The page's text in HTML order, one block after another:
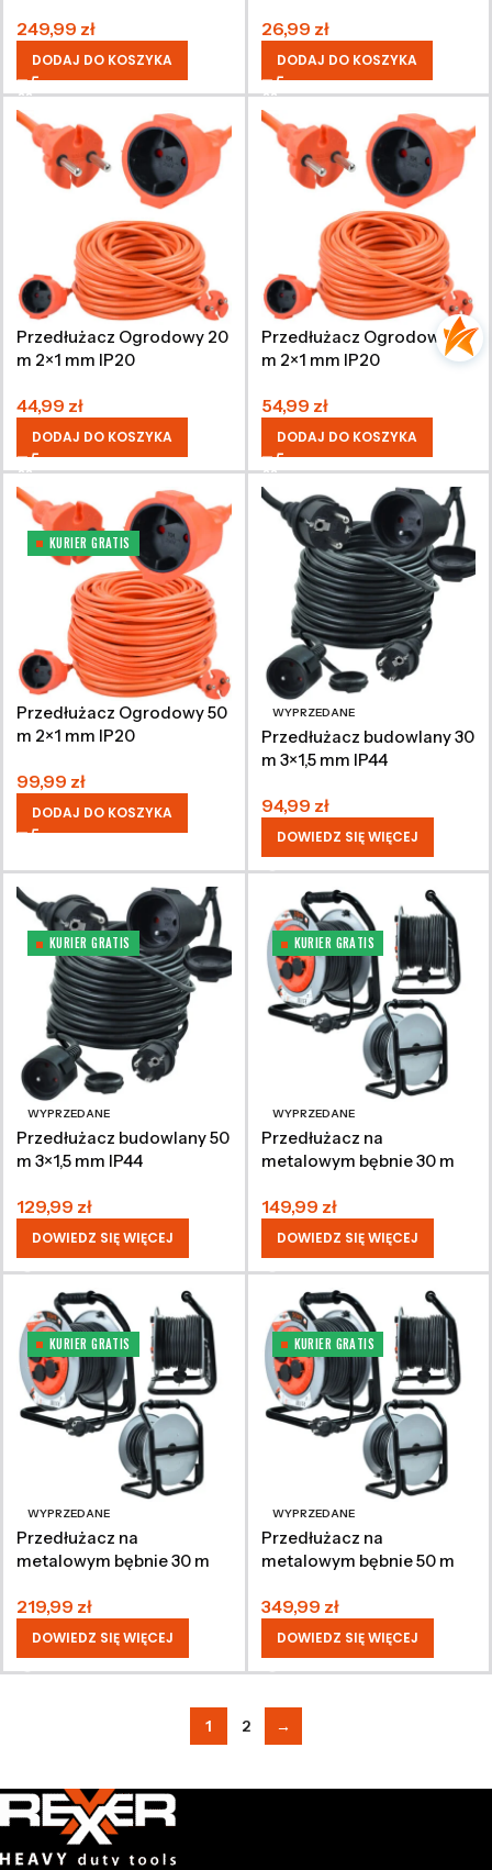
249,99 zł
DODAJ DO KOSZYKA
26,99 zł
DODAJ DO KOSZYKA
Przedłużacz Ogrodowy 20
m 2×1 mm IP20
44,99 zł
DODAJ DO KOSZYKA
Przedłużacz Ogrodowy 30
m 2×1 mm IP20
54,99 zł
DODAJ DO KOSZYKA
KURIER GRATIS
Przedłużacz Ogrodowy 50
m 2×1 mm IP20
99,99 zł
DODAJ DO KOSZYKA
WYPRZEDANE
Przedłużacz budowlany 30
m 3×1,5 mm IP44
94,99 zł
DOWIEDZ SIĘ WIĘCEJ
KURIER GRATIS
WYPRZEDANE
Przedłużacz budowlany 50
m 3×1,5 mm IP44
129,99 zł
DOWIEDZ SIĘ WIĘCEJ
KURIER GRATIS
WYPRZEDANE
Przedłużacz na
metalowym bębnie 30 m
149,99 zł
DOWIEDZ SIĘ WIĘCEJ
KURIER GRATIS
WYPRZEDANE
Przedłużacz na
metalowym bębnie 30 m
219,99 zł
DOWIEDZ SIĘ WIĘCEJ
KURIER GRATIS
WYPRZEDANE
Przedłużacz na
metalowym bębnie 50 m
349,99 zł
DOWIEDZ SIĘ WIĘCEJ
1 2 →